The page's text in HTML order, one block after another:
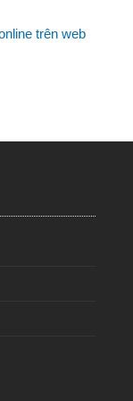
trên web